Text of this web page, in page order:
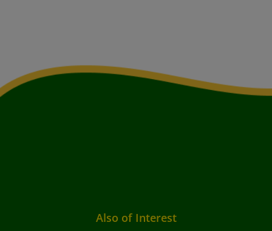
Also of Interest